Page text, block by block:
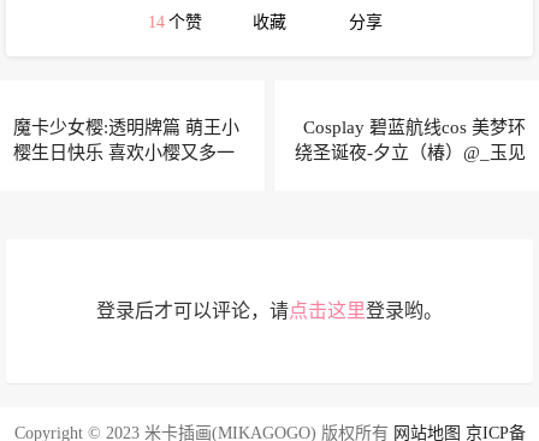
14 个赞 收藏 分享
魔卡少女樱:透明牌篇 萌王小
樱生日快乐 喜欢小樱又多一
Cosplay 碧蓝航线cos 美梦环
绕圣诞夜-夕立（椿）@_玉见
登录后才可以评论，请点击这里登录哟。
Copyright © 2023 米卡插画(MIKAGOGO) 版权所有 网站地图 京ICP备